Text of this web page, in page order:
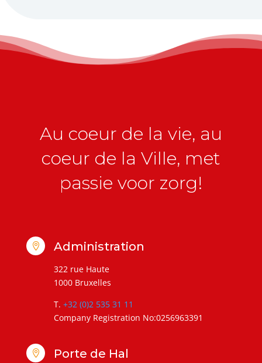
Au coeur de la vie, au
coeur de la Ville, met
passie voor zorg!
 Administration
322 rue Haute
1000 Bruxelles
T. +32 (0)2 535 31 11
Company Registration No:0256963391
 Porte de Hal